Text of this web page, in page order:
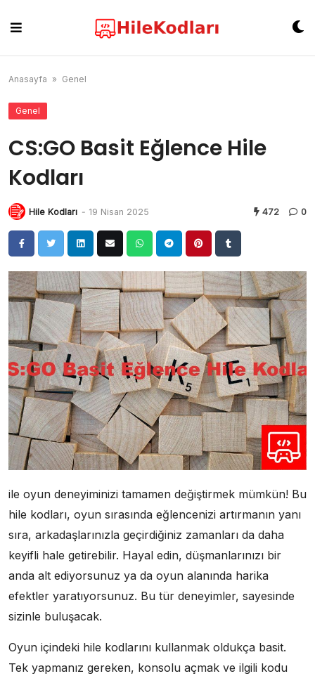
content
Anasayfa » Genel
Genel
CS:GO Basit Eğlence Hile
Kodları
Hile Kodları - 19 Nisan 2025 472 0
ile oyun deneyiminizi tamamen değiştirmek mümkün! Bu
hile kodları, oyun sırasında eğlencenizi artırmanın yanı
sıra, arkadaşlarınızla geçirdiğiniz zamanları da daha
keyifli hale getirebilir. Hayal edin, düşmanlarınızı bir
anda alt ediyorsunuz ya da oyun alanında harika
efektler yaratıyorsunuz. Bu tür deneyimler, sayesinde
sizinle buluşacak.
Oyun içindeki hile kodlarını kullanmak oldukça basit.
Tek yapmanız gereken, konsolu açmak ve ilgili kodu